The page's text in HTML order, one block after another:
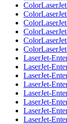
LaserJet-
LaserJet-
LaserJet-
LaserJet-
LaserJet-
LaserJet-
LaserJet-
LaserJet-